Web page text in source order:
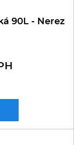
90L - Nerez